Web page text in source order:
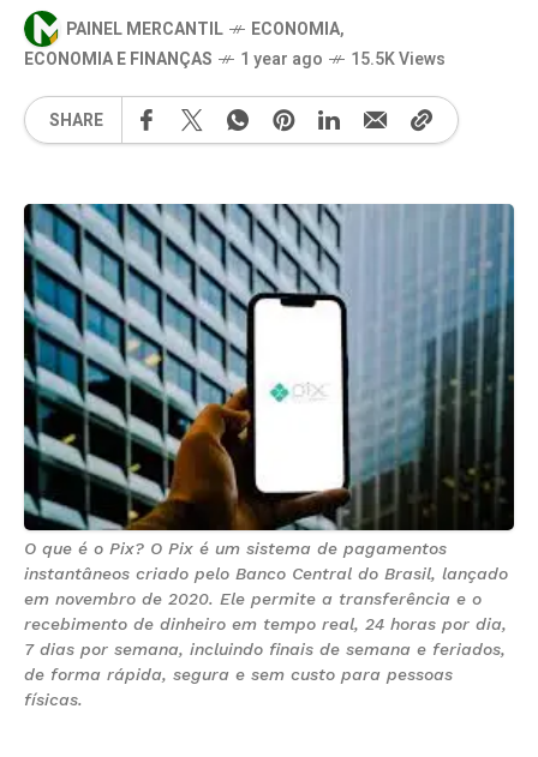
PAINEL MERCANTIL ECONOMIA,
ECONOMIA E FINANÇAS
1 year ago 15.5K Views
SHARE
O que é o Pix? O Pix é um sistema de pagamentos
instantâneos criado pelo Banco Central do Brasil, lançado
em novembro de 2020. Ele permite a transferência e o
recebimento de dinheiro em tempo real, 24 horas por dia,
7 dias por semana, incluindo finais de semana e feriados,
de forma rápida, segura e sem custo para pessoas
físicas.